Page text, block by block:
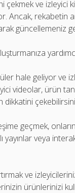
çekmek ve izleyici
Ancak, rekabetin
güncellemeniz
hale geliyor ve
videolar, ürün
dikkatini
geçmek, onların
yayınlar veya
ve
ürünlerinizi